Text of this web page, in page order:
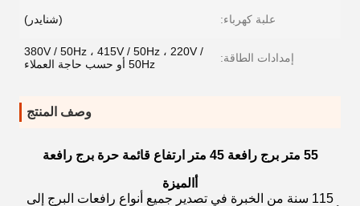
علبة كهرباء: (شنايدر)
إمدادات الطاقة:
380V / 50Hz ، 415V / 50Hz ، 220V /
50Hz أو حسب حاجة العملاء
وصف المنتج
55 متر برج رافعة 45 متر ارتفاع قائمة حرة برج رافعة
الميزة
115 سنة من الخبرة في تصدير جميع أنواع رافعات البرج إلى